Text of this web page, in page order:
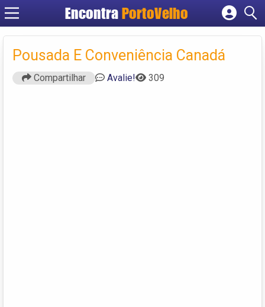
EncontraPortoVelho
Cadastrar empresa
Criar conta
Pousada E Conveniência Canadá
Compartilhar Avalie! 309